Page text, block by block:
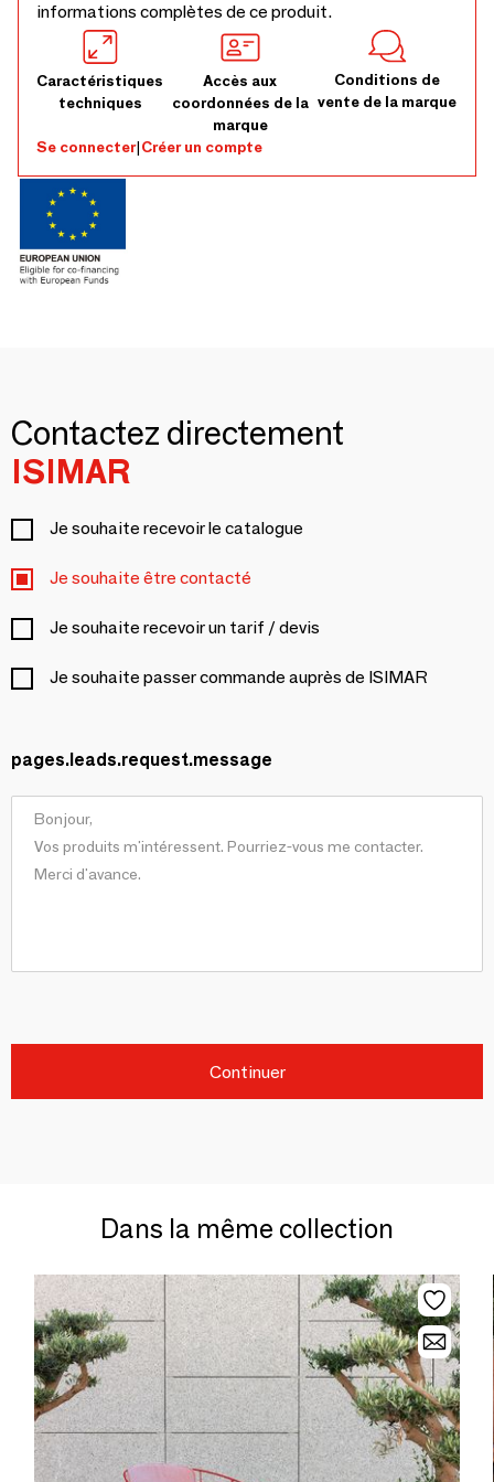
informations complètes de ce produit.
Caractéristiques
techniques
Accès aux
coordonnées de la
marque
Conditions de
vente de la marque
Se connecter|Créer un compte
Contactez directement
ISIMAR
Je souhaite recevoir le catalogue
Je souhaite être contacté
Je souhaite recevoir un tarif / devis
Je souhaite passer commande auprès de ISIMAR
pages.leads.request.message
Continuer
Dans la même collection